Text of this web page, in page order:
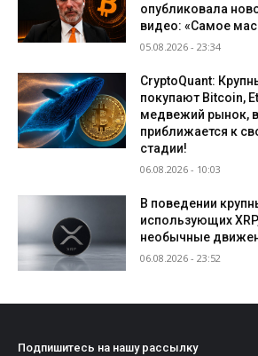
опубликовала
видео: «Самое
05.08.2026 - 23:34
CryptoQuant:
покупают Bitcoin,
медвежий рынок,
приближается к
стадии!
06.08.2026 - 10:03
В поведении
использующих
необычные
06.08.2026 - 23:52
Подпишитесь на нашу рассылку